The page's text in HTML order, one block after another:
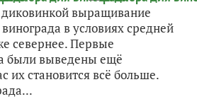
выращивание
в условиях средней
севернее. Первые
были выведены ещё
их становится всё больше.